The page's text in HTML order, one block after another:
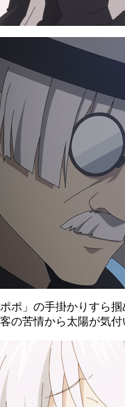
ポポ」の手掛かりす
の苦情から太陽が気付